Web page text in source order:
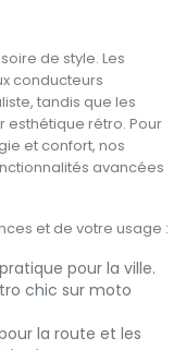
de style. Les
conducteurs
tandis que les
esthétique rétro. Pour
et confort, nos
avancées
et de votre usage :
pour la ville.
chic sur moto
la route et les